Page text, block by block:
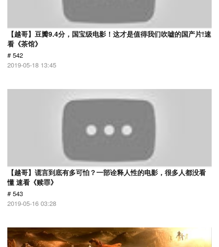
【越哥】豆瓣9.4分，国宝级电影！这才是值得我们吹嘘的国产片!速
看《茶馆》
# 542
2019-05-18 13:45
【越哥】谎言到底有多可怕？一部诠释人性的电影，很多人都没看
懂 速看《赎罪》
# 543
2019-05-16 03:28